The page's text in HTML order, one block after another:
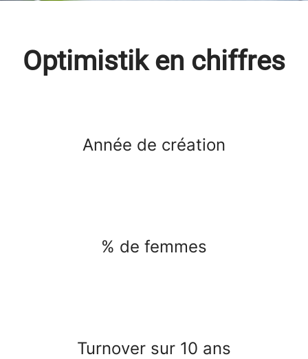
Optimistik en chiffres
Année de création
% de femmes
Turnover sur 10 ans